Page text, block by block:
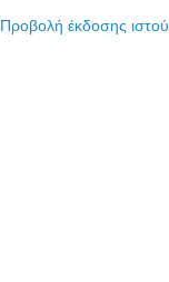
Προβολή έκδοσης ιστού